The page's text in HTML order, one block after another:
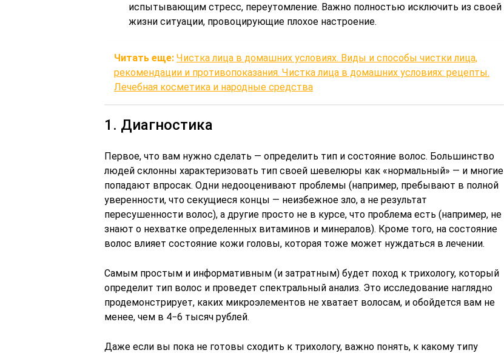
испытывающим стресс, переутомление. Важно полностью исключить из своей
жизни ситуации, провоцирующие плохое настроение.
Читать еще: Чистка лица в домашних условиях. Виды и способы чистки лица,
рекомендации и противопоказания. Чистка лица в домашних условиях: рецепты.
Лечебная косметика и народные средства
1. Диагностика
Первое, что вам нужно сделать — определить тип и состояние волос. Большинство
людей склонны характеризовать тип своей шевелюры как «нормальный» — и многие
попадают впросак. Одни недооценивают проблемы (например, пребывают в полной
уверенности, что секущиеся концы — неизбежное зло, а не результат
пересушенности волос), а другие просто не в курсе, что проблема есть (например, не
знают о нехватке определенных витаминов и минералов). Кроме того, на состояние
волос влияет состояние кожи головы, которая тоже может нуждаться в лечении.
Самым простым и информативным (и затратным) будет поход к трихологу, который
определит тип волос и проведет спектральный анализ. Это исследование наглядно
продемонстрирует, каких микроэлементов не хватает волосам, и обойдется вам не
менее, чем в 4−6 тысяч рублей.
Даже если вы пока не готовы сходить к трихологу, важно понять, к какому типу